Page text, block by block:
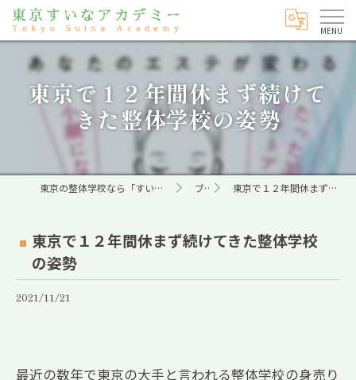
東京で１２年間休まず続けて
きた整体学校の姿勢
東京の整体学校なら「すいな」専門の東京すいなアカデミー ブログ 東京で１２年間休まず続けてきた整体学校の姿勢
東京で１２年間休まず続けてきた整体学校
の姿勢
2021/11/21
最近の数年で東京の大手と言われる整体学校の身売り